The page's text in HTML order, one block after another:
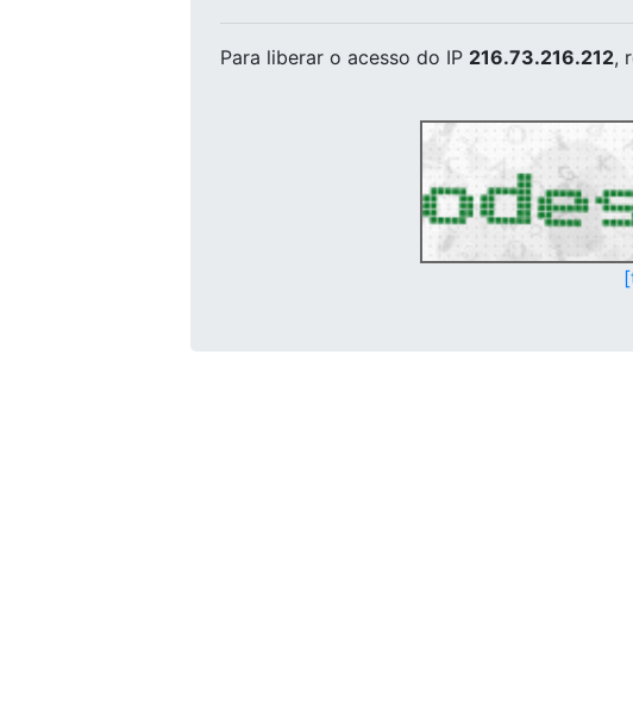
Para liberar o acesso do IP 216.73.216.212,